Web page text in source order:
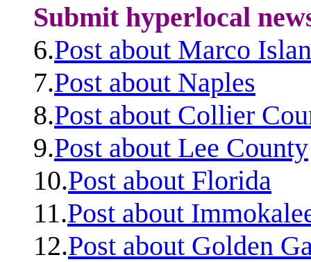
Submit hyperlocal
6.Post about Marco
7.Post about Naples
8.Post about Collier
9.Post about Lee County
10.Post about Florida
11.Post about
12.Post about Golden